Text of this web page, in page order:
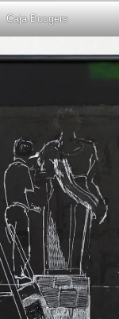
Caja Boogers